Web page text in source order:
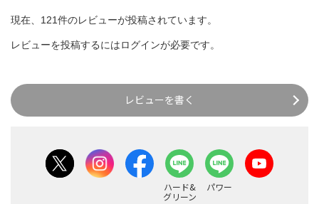
現在、121件のレビューが投稿されています。
レビューを投稿するにはログインが必要です。
レビューを書く
ハード&
グリーン
パワー